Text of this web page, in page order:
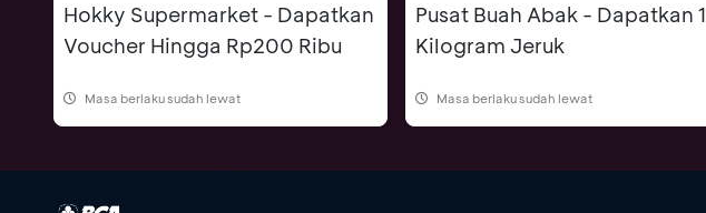
Hokky Supermarket - Dapatkan
Voucher Hingga Rp200 Ribu
Masa berlaku sudah lewat
Pusat Buah Abak - Dapatkan 1
Kilogram Jeruk
Masa berlaku sudah lewat